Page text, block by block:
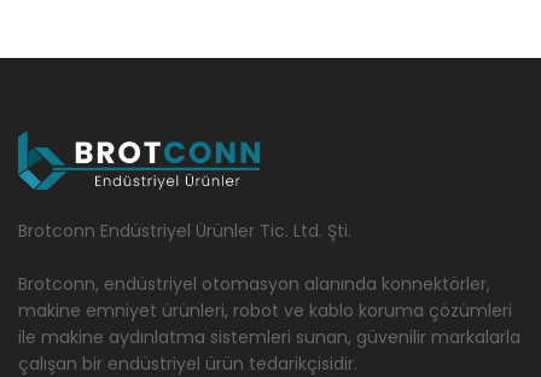
Brotconn Endüstriyel Ürünler Tic. Ltd. Şti.
Brotconn, endüstriyel otomasyon alanında konnektörler,
makine emniyet ürünleri, robot ve kablo koruma çözümleri
ile makine aydınlatma sistemleri sunan, güvenilir markalarla
çalışan bir endüstriyel ürün tedarikçisidir.